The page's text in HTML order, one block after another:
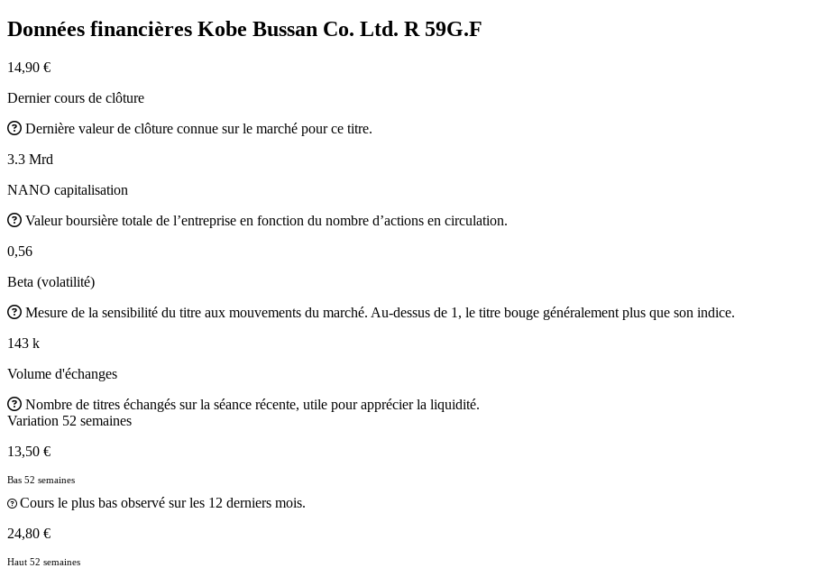
Données financières Kobe Bussan Co. Ltd. R 59G.F
14,90 €
Dernier cours de clôture
Dernière valeur de clôture connue sur le marché pour ce titre.
3.3 Mrd
NANO capitalisation
Valeur boursière totale de l’entreprise en fonction du nombre d’actions en circulation.
0,56
Beta (volatilité)
Mesure de la sensibilité du titre aux mouvements du marché. Au-dessus de 1, le titre bouge généralement plus que son indice.
143 k
Volume d'échanges
Nombre de titres échangés sur la séance récente, utile pour apprécier la liquidité.
Variation 52 semaines
13,50 €
Bas 52 semaines
Cours le plus bas observé sur les 12 derniers mois.
24,80 €
Haut 52 semaines